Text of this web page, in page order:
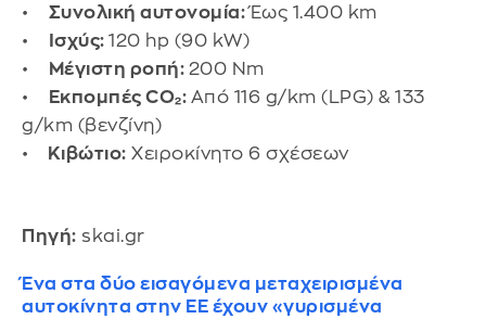
• Συνολική αυτονομία:Έως 1.400 km
•
Ισχύς: 120 hp (90 kW)
•
Μέγιστη ροπή: 200 Nm
•
Εκπομπές CO₂: Από 116 g/km (LPG) & 133
g/km (βενζίνη)
•
Κιβώτιο: Χειροκίνητο 6 σχέσεων
Πηγή: skai.gr
Ένα στα δύο εισαγόμενα μεταχειρισμένα
αυτοκίνητα στην ΕΕ έχουν «γυρισμένα